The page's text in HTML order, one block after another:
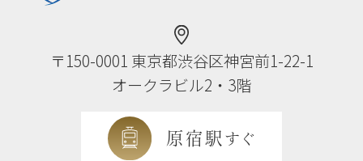
〒150-0001 東京都渋谷区神宮前1-22-1
オークラビル2・3階
原宿駅 すぐ